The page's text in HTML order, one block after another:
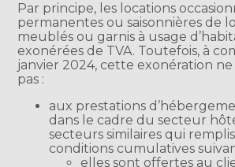
Par principe, les locations
permanentes ou saisonnières de
meublés ou garnis à usage
exonérées de TVA. Toutefois, à
janvier 2024, cette exonération ne
pas :
aux prestations
dans le cadre du secteur
secteurs similaires qui
conditions cumulatives
elles sont offertes au